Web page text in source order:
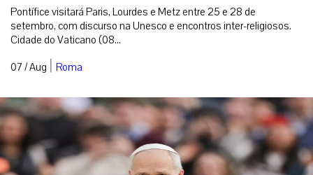
Pontífice visitará Paris, Lourdes e Metz entre 25 e 28 de
setembro, com discurso na Unesco e encontros inter-religiosos.
Cidade do Vaticano (08...
07 / Aug | Roma